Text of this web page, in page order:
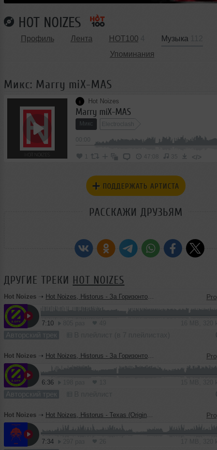
HOT NOIZES
Профиль Лента HOT100 Музыка
Упоминания
Микс: Marry miX-MAS
Hot Noizes
Marry miX-MAS
Микс Electroclash
47:08 35 </>
ПОДДЕРЖАТЬ АРТИСТА
РАССКАЖИ ДРУЗЬЯМ
ДРУГИЕ ТРЕКИ HOT NOIZES
Hot Noizes ➝ Hot Noizes, Historus - За Горизонтом (progressive version)
7:10
Авторский трек
Hot Noizes ➝ Hot Noizes, Historus - За Горизонтом (original mix)
6:36
Авторский трек
Hot Noizes ➝ Hot Noizes, Historus - Texas (Original Mix)
7:34